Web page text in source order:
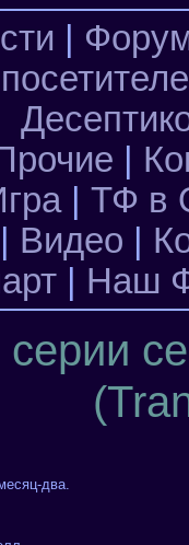
| ТФ в
Видео
Наш
серии
два.